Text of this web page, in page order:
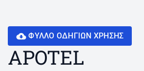
APOTEL
ΦΥΛΛΟ ΟΔΗΓΙΩN ΧΡΗΣΗΣ